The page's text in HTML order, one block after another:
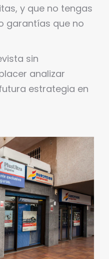
y que no tengas
garantías que no
sin
analizar
estrategia en